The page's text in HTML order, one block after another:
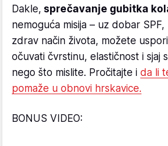
Dakle, sprečavanje gubitka
nemoguća misija – uz dobar
zdrav način života, možete
očuvati čvrstinu, elastičnost i sjaj
nego što mislite. Pročitajte i da li
pomaže u obnovi hrskavice.
BONUS VIDEO: